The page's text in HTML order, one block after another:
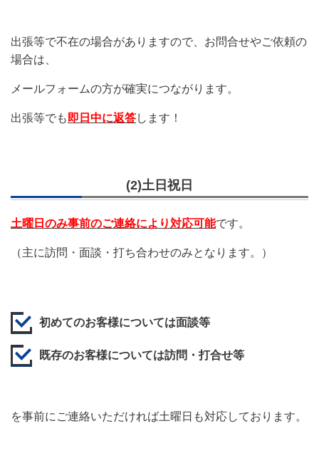
出張等で不在の場合がありますので、お問合せやご依頼の
場合は、
メールフォームの方が確実につながります。
出張等でも 即日中に返答します！
(2)土日祝日
土曜日のみ事前のご連絡により対応可能です。
（主に訪問・面談・打ち合わせのみとなります。）
初めてのお客様については面談等
既存のお客様については訪問・打合せ等
を事前にご連絡いただければ土曜日も対応しております。